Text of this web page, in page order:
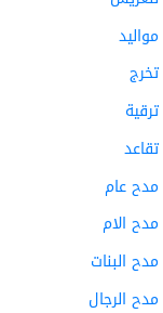
عام
الام
البنات
الرجال